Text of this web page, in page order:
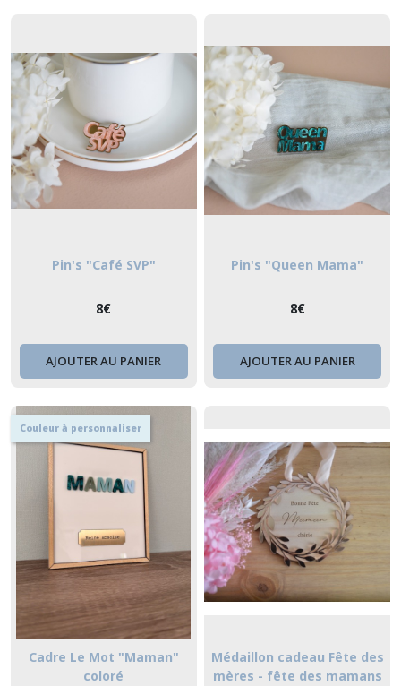
Pin's "Café SVP"
8€
AJOUTER AU PANIER
Pin's "Queen Mama"
8€
AJOUTER AU PANIER
Couleur à personnaliser
Cadre Le Mot "Maman"
coloré
Médaillon cadeau Fête des
mères - fête des mamans